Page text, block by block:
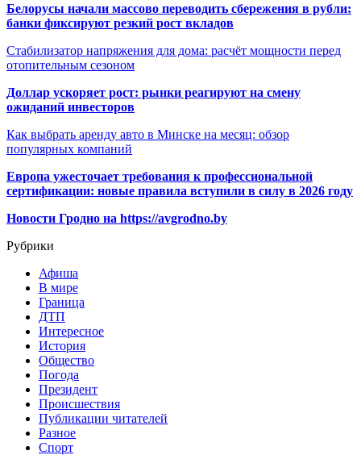
Белорусы начали массово переводить сбережения в рубли:
банки фиксируют резкий рост вкладов
Стабилизатор напряжения для дома: расчёт мощности перед
отопительным сезоном
Доллар ускоряет рост: рынки реагируют на смену
ожиданий инвесторов
Как выбрать аренду авто в Минске на месяц: обзор
популярных компаний
Европа ужесточает требования к профессиональной
сертификации: новые правила вступили в силу в 2026 году
Новости Гродно на https://avgrodno.by
Рубрики
Афиша
В мире
Граница
ДТП
Интересное
История
Общество
Погода
Президент
Происшествия
Публикации читателей
Разное
Спорт